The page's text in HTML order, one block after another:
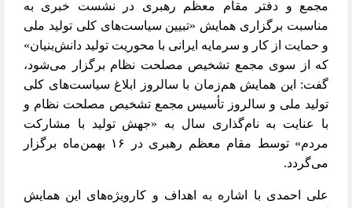
مجمع و دفتر مقام معظم رهبری در نشست خبری به
مناسبت برگزاری همایش «تبیین سیاست‌های کلی تولید ملی
و حمایت از کار و سرمایه ایرانی با محوریت تولید دانش‌بنیان»
که از سوی مجمع تشخیص مصلحت نظام برگزار می‌شود،
گفت: این همایش هم‌زمان با سالروز ابلاغ سیاست‌های کلی
تولید ملی و سالروز تأسیس مجمع تشخیص مصلحت نظام و
با عنایت به نام‌گذاری سال به «جهش تولید با مشارکت
مردم» توسط مقام معظم رهبری در ۱۶ بهمن‌ماه برگزار
می‌گردد.
علی احمدی با اشاره به اهداف و کارویژه‌های این همایش